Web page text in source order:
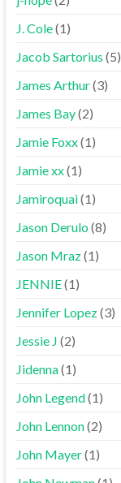
J. Cole(1)
Jacob Sartorius (5)
James Arthur(3)
James Bay(2)
Jamie Foxx(1)
Jamie xx(1)
Jamiroquai(1)
Jason Derulo(8)
Jason Mraz(1)
JENNIE(1)
Jennifer Lopez(3)
Jessie J (2)
Jidenna(1)
John Legend(1)
John Lennon(2)
John Mayer(1)